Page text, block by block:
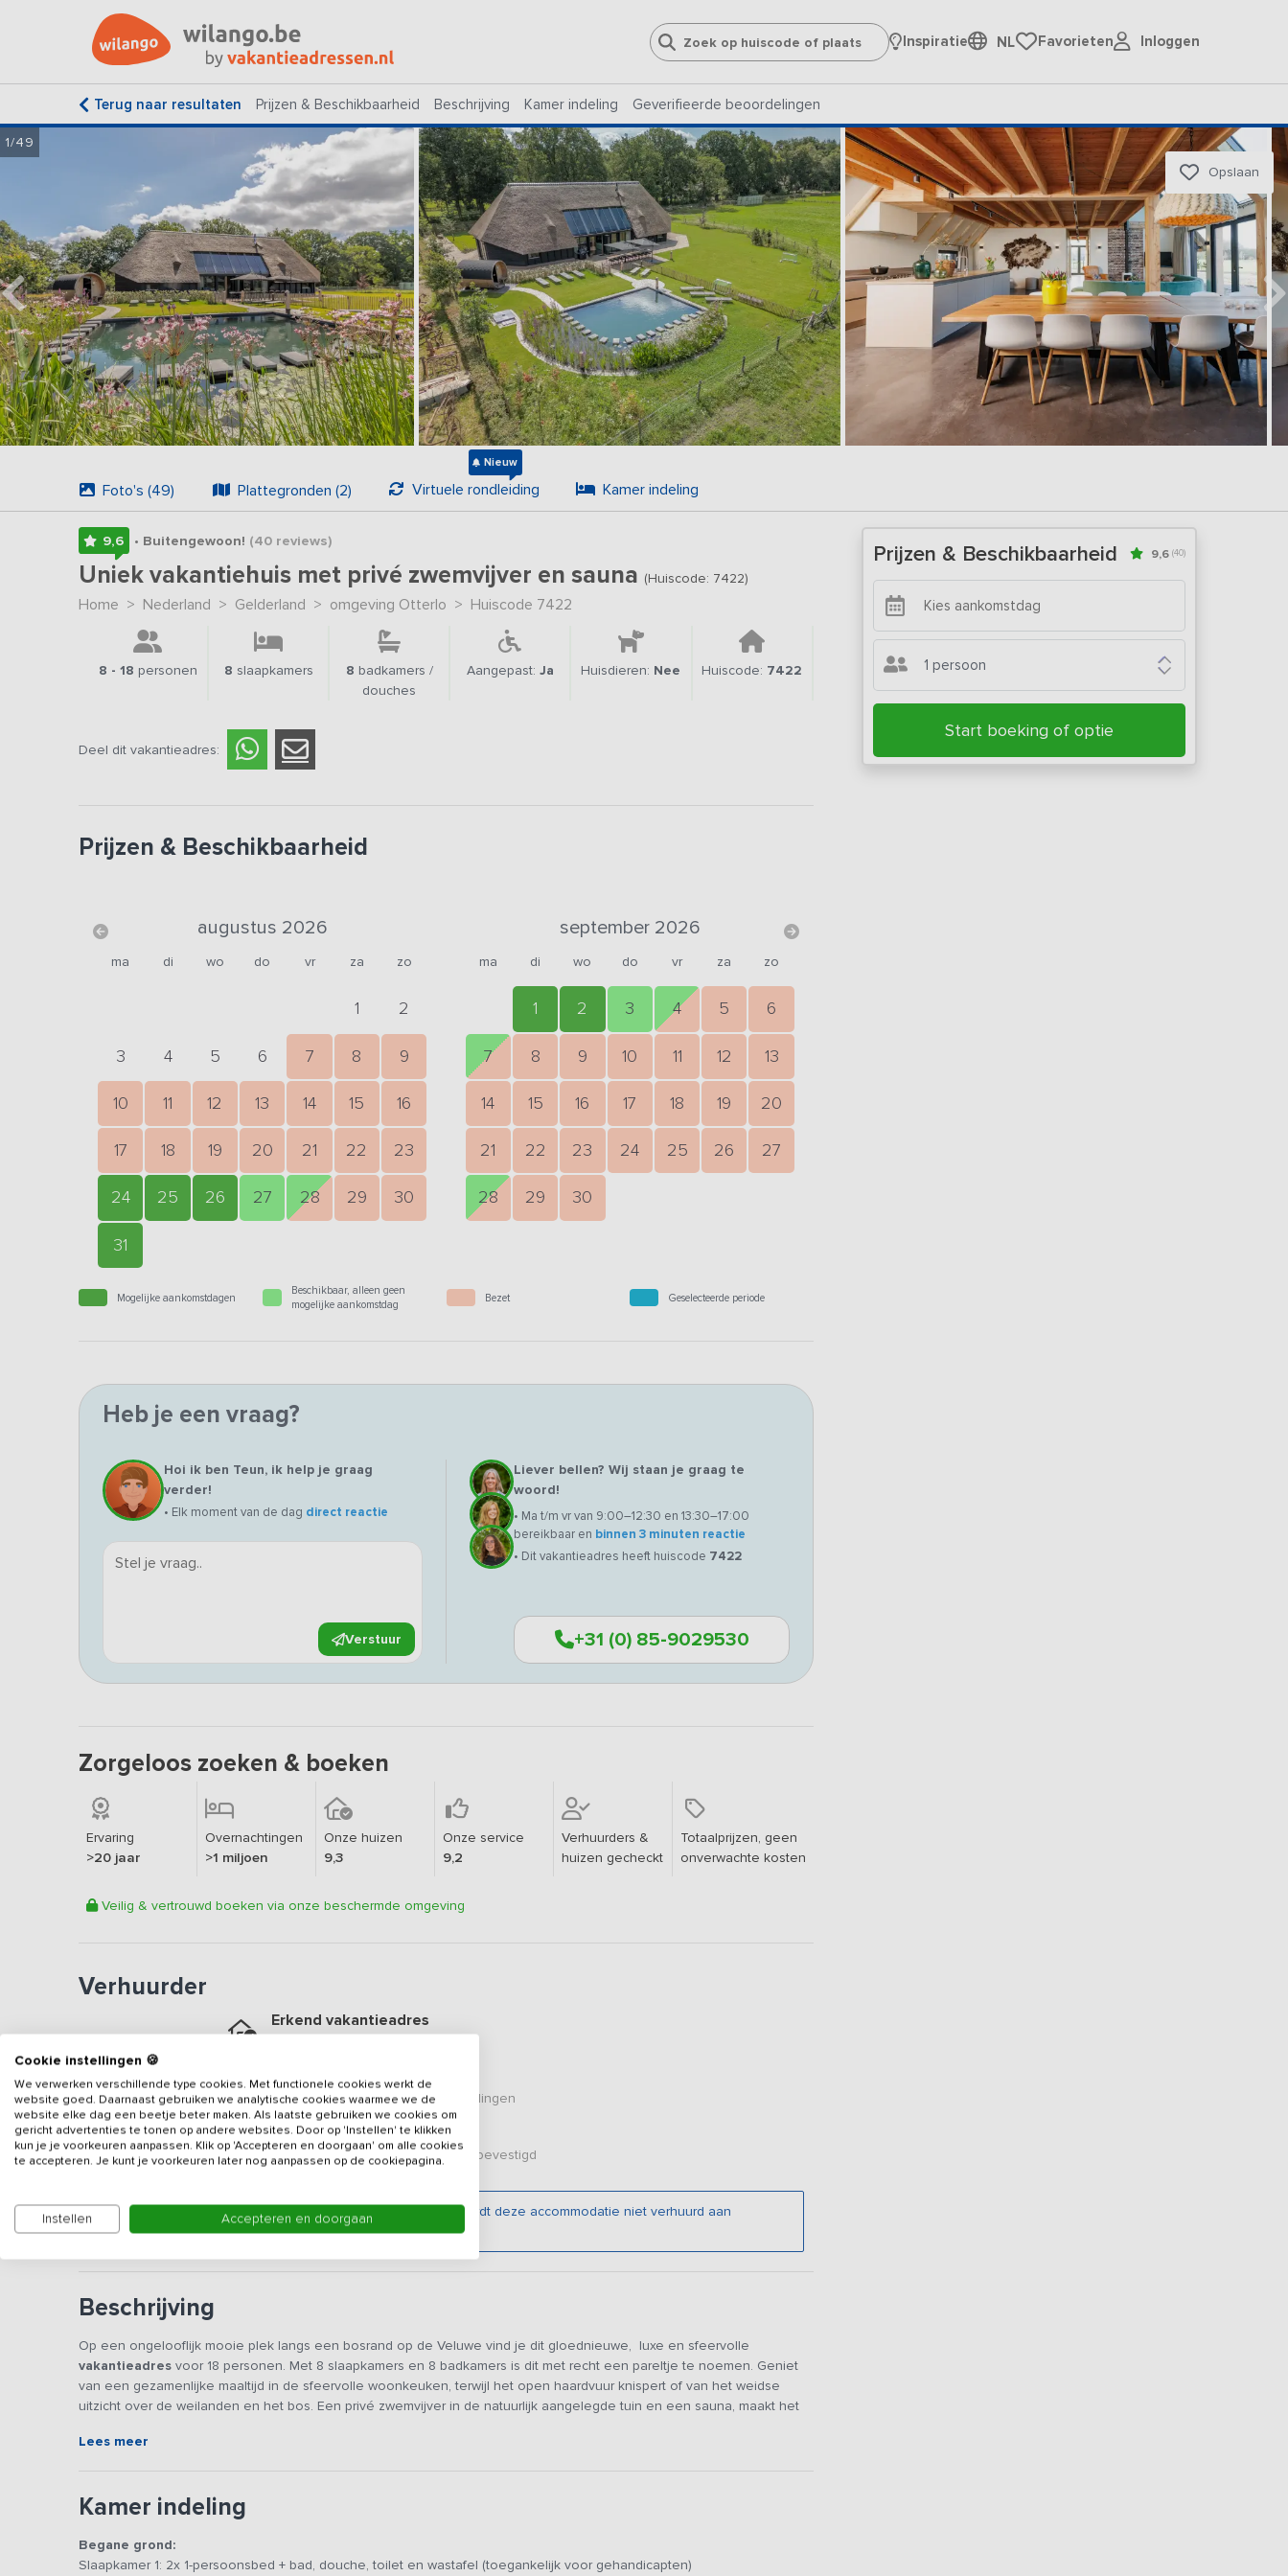
Inspiratie NL Favorieten Inloggen
Terug naar resultaten Prijzen & Beschikbaarheid Beschrijving Kamer indeling Geverifieerde beoordelingen
1/49
Opslaan
Foto's (49) Plattegronden (2) Virtuele rondleiding
Nieuw
Kamer indeling
9,6 • Buitengewoon! (40reviews)
Uniek vakantiehuis met privé zwemvijver en sauna (Huiscode: 7422)
Home > Nederland > Gelderland > omgeving Otterlo > Huiscode 7422
8 - 18 personen 8 slaapkamers 8 badkamers /
douches
Aangepast: Ja Huisdieren: Nee Huiscode: 7422
Deel dit vakantieadres:
Prijzen & Beschikbaarheid
augustus 2026
ma di wo do vr za zo
1 2
3 4 5 6 7 8 9
10 11 12 13 14 15 16
17 18 19 20 21 22 23
24 25 26 27 28 29 30
31
september 2026
ma di wo do vr za zo
1 2 3 4 5 6
7 8 9 10 11 12 13
14 15 16 17 18 19 20
21 22 23 24 25 26 27
28 29 30
Mogelijke aankomstdagen
Beschikbaar, alleen geen
mogelijke aankomstdag
Bezet Geselecteerde periode
Heb je een vraag?
Hoi ik ben Teun, ik help je graag
verder!
• Elk moment van de dag direct reactie
Verstuur
Liever bellen? Wij staan je graag te
woord!
• Ma t/m vr van 9:00–12:30 en 13:30–17:00
bereikbaar en binnen 3 minuten reactie
• Dit vakantieadres heeft huiscode 7422
+31 (0) 85-9029530
Zorgeloos zoeken & boeken
Ervaring
>20 jaar
Overnachtingen
>1 miljoen
Onze huizen
9,3
Onze service
9,2
Verhuurders &
huizen gecheckt
Totaalprijzen, geen
onverwachte kosten
Veilig & vertrouwd boeken via onze beschermde omgeving
Verhuurder
Erkend vakantieadres
Geweldige locatie
Een9.6op basis van40 beoordelingen
Veilig & vertrouwd
Gegevens van de verhuurder zijn bevestigd
Gezien de luxe uitstraling en ligging midden in de natuur, wordt deze accommodatie niet verhuurd aan
jongerengroepen of vergelijkbare groepen.
Beschrijving
Op een ongelooflijk mooie plek langs een bosrand op de Veluwe vind je dit gloednieuwe, luxe en sfeervolle
vakantieadres voor 18 personen. Met 8 slaapkamers en 8 badkamers is dit met recht een pareltje te noemen. Geniet
van een gezamenlijke maaltijd in de sfeervolle woonkeuken, terwijl het open haardvuur knispert of van het weidse
uitzicht over de weilanden en het bos. Een privé zwemvijver in de natuurlijk aangelegde tuin en een sauna, maakt het
weilanden en het bos, een prachtige plek om ’s morgens in alle rust te genieten van de wereld die wakker wordt. De
genoeg koel- en vriesruimte. Het keukeneiland is uitgerust met een spoelgedeelte en veel ruimte om de
voorbereidingen te treffen voor een heerlijke maaltijd. In de woonkamer kun je je voor de houtkachel heerlijk uitbuiken
Lees meer
Kamer indeling
Begane grond:
Slaapkamer 1: 2x 1-persoonsbed + bad, douche, toilet en wastafel (toegankelijk voor gehandicapten)
Prijzen & Beschikbaarheid 9,6 (40)
1 persoon
Start boeking of optie
Cookie instellingen 🍪
We verwerken verschillende type cookies. Met functionele cookies werkt de
website goed. Daarnaast gebruiken we analytische cookies waarmee we de
website elke dag een beetje beter maken. Als laatste gebruiken we cookies om
gericht advertenties te tonen op andere websites. Door op 'Instellen' te klikken
kun je je voorkeuren aanpassen. Klik op 'Accepteren en doorgaan' om alle cookies
te accepteren. Je kunt je voorkeuren later nog aanpassen op de cookiepagina.
Instellen Accepteren en doorgaan